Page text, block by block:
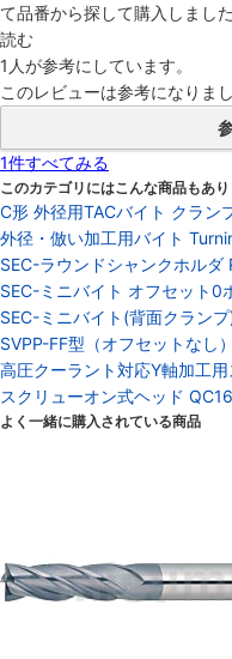
て品番から探して購入しまし
読む
1人が参考にしています。
このレビューは参考になりま
1件すべてみる
このカテゴリにはこんな商品もあり
C形 外径用TACバイト クラン
外径・倣い加工用バイト
SEC-ラウンドシャンクホルダ
SEC-ミニバイト オフセット0
SEC-ミニバイト(背面クラン
SVPP-FF型（オフセットなし
高圧クーラント対応Y軸加工
スクリューオン式ヘッド
よく一緒に購入されている商品